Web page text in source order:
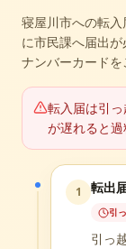
寝屋川市への転
に市民課へ届出
ナンバーカードを
転入届は引
が遅れると過
1 転出
引
引っ